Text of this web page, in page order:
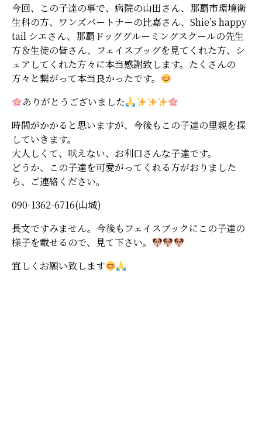
今回、この子達の事で、病院の山田さん、那覇市環境衛
生科の方、ワンズパートナーの比嘉さん、Shie’s happy
tail シエさん、那覇ドッググルーミングスクールの先生
方＆生徒の皆さん、フェイスブッグを見てくれた方、シ
ェアしてくれた方々に本当感謝致します。たくさんの
方々と繋がって本当良かったです。
ありがとうございました
時間がかかると思いますが、今後もこの子達の里親を探
していきます。
大人しくて、吠えない、お利口さんな子達です。
どうか、この子達を可愛がってくれる方がおりました
ら、ご連絡ください。
090-1362-6716(山城)
長文ですみません。今後もフェイスブックにこの子達の
様子を載せるので、見て下さい。
宜しくお願い致します